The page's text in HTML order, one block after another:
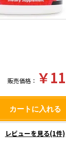
販売価格： ￥
カートに入れる
レビューを見る(1件)